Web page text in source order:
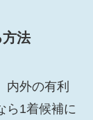
法
内外の有利
ら1着候補に